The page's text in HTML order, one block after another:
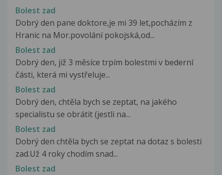
Bolest zad
Dobrý den pane doktore,je mi 39 let,pocházím z
Hranic na Mor.povolání pokojská,od...
Bolest zad
Dobrý den, již 3 měsíce trpím bolestmi v bederní
části, která mi vystřeluje...
Bolest zad
Dobrý den, chtěla bych se zeptat, na jakého
specialistu se obrátit (jestli na...
Bolest zad
Dobrý den chtěla bych se zeptat na dotaz s bolesti
zad.Už 4 roky chodím snad...
Bolest zad